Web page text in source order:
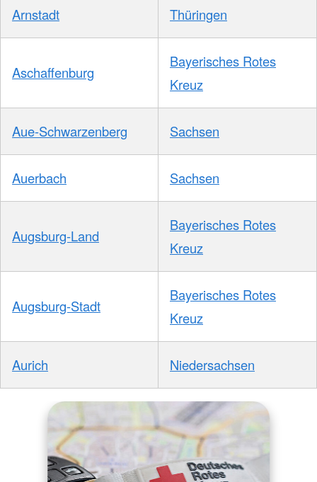
Arnstadt Thüringen
Aschaffenburg
Bayerisches Rotes
Kreuz
Aue-Schwarzenberg Sachsen
Auerbach Sachsen
Augsburg-Land
Bayerisches Rotes
Kreuz
Augsburg-Stadt
Bayerisches Rotes
Kreuz
Aurich Niedersachsen